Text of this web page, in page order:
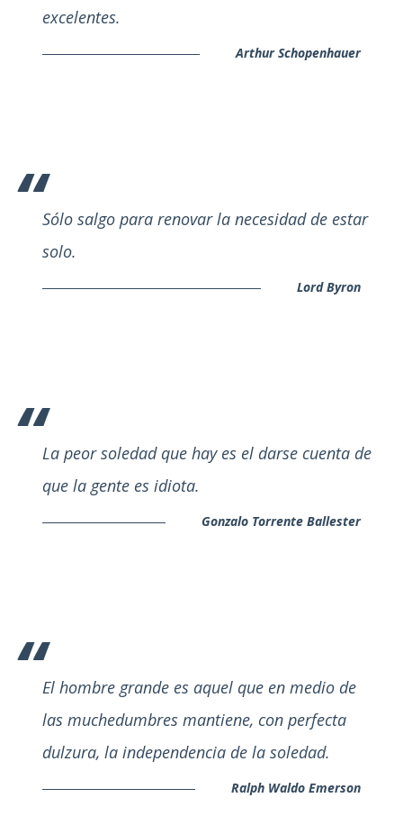
excelentes.
Arthur Schopenhauer
Sólo salgo para renovar la necesidad de estar
solo.
Lord Byron
La peor soledad que hay es el darse cuenta de
que la gente es idiota.
Gonzalo Torrente Ballester
El hombre grande es aquel que en medio de
las muchedumbres mantiene, con perfecta
dulzura, la independencia de la soledad.
Ralph Waldo Emerson